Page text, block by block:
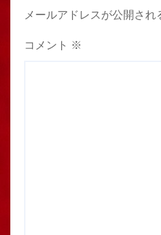
メールアドレスが公開され
コメント ※